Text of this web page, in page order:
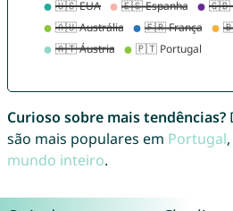
Curioso sobre mais tendências?
são mais populares em Portugal,
mundo inteiro.